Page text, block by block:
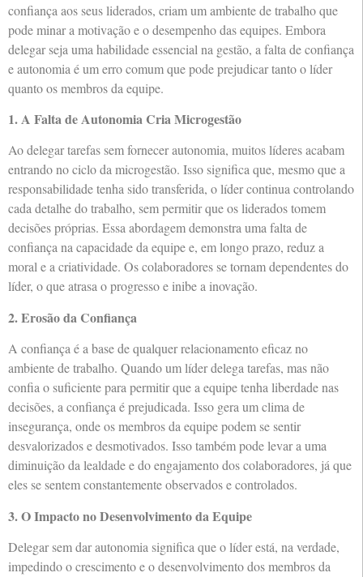
confiança aos seus liderados, criam um ambiente de trabalho que
pode minar a motivação e o desempenho das equipes. Embora
delegar seja uma habilidade essencial na gestão, a falta de confiança
e autonomia é um erro comum que pode prejudicar tanto o líder
quanto os membros da equipe.
1. A Falta de Autonomia Cria Microgestão
Ao delegar tarefas sem fornecer autonomia, muitos líderes acabam
entrando no ciclo da microgestão. Isso significa que, mesmo que a
responsabilidade tenha sido transferida, o líder continua controlando
cada detalhe do trabalho, sem permitir que os liderados tomem
decisões próprias. Essa abordagem demonstra uma falta de
confiança na capacidade da equipe e, em longo prazo, reduz a
moral e a criatividade. Os colaboradores se tornam dependentes do
líder, o que atrasa o progresso e inibe a inovação.
2. Erosão da Confiança
A confiança é a base de qualquer relacionamento eficaz no
ambiente de trabalho. Quando um líder delega tarefas, mas não
confia o suficiente para permitir que a equipe tenha liberdade nas
decisões, a confiança é prejudicada. Isso gera um clima de
insegurança, onde os membros da equipe podem se sentir
desvalorizados e desmotivados. Isso também pode levar a uma
diminuição da lealdade e do engajamento dos colaboradores, já que
eles se sentem constantemente observados e controlados.
3. O Impacto no Desenvolvimento da Equipe
Delegar sem dar autonomia significa que o líder está, na verdade,
impedindo o crescimento e o desenvolvimento dos membros da